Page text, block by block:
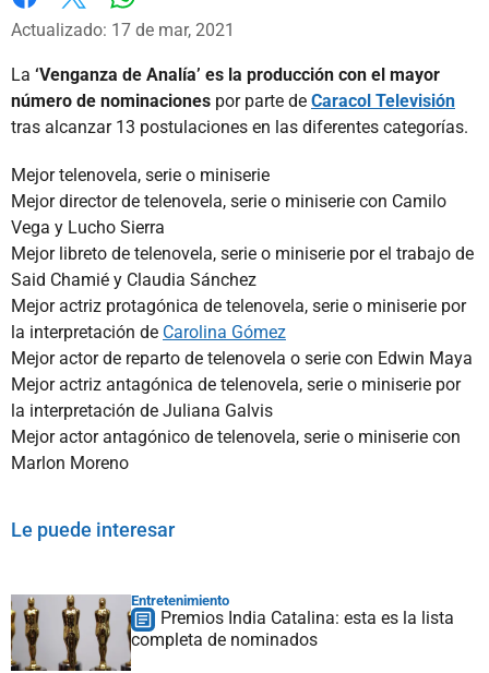
Facebook
X
Actualizado: 17 de mar, 2021
La ‘Venganza de Analía’ es la producción con el mayor
número de nominaciones por parte de Caracol Televisión
tras alcanzar 13 postulaciones en las diferentes categorías.
Mejor telenovela, serie o miniserie
Mejor director de telenovela, serie o miniserie con Camilo
Vega y Lucho Sierra
Mejor libreto de telenovela, serie o miniserie por el trabajo de
Said Chamié y Claudia Sánchez
Mejor actriz protagónica de telenovela, serie o miniserie por
la interpretación de Carolina Gómez
Mejor actor de reparto de telenovela o serie con Edwin Maya
Mejor actriz antagónica de telenovela, serie o miniserie por
la interpretación de Juliana Galvis
Mejor actor antagónico de telenovela, serie o miniserie con
Marlon Moreno
Le puede interesar
Entretenimiento
Premios India Catalina: esta es la lista
completa de nominados